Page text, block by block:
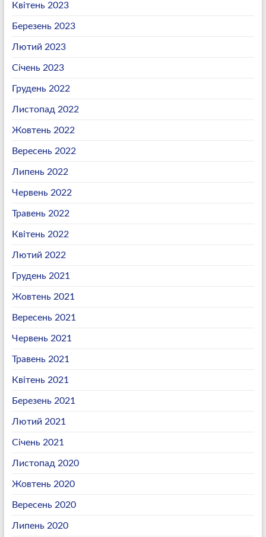
Квітень 2023
Березень 2023
Лютий 2023
Січень 2023
Грудень 2022
Листопад 2022
Жовтень 2022
Вересень 2022
Липень 2022
Червень 2022
Травень 2022
Квітень 2022
Лютий 2022
Грудень 2021
Жовтень 2021
Вересень 2021
Червень 2021
Травень 2021
Квітень 2021
Березень 2021
Лютий 2021
Січень 2021
Листопад 2020
Жовтень 2020
Вересень 2020
Липень 2020